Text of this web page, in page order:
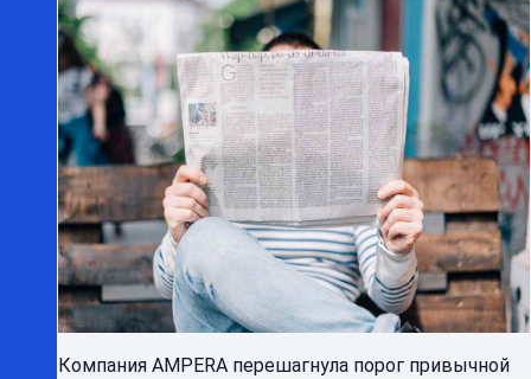
Компания AMPERA перешагнула порог привычной